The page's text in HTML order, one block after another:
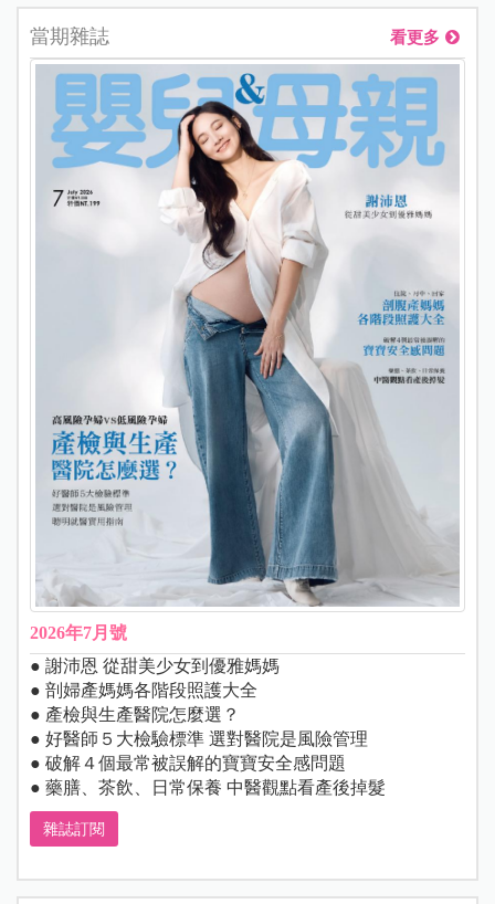
當期雜誌 看更多
2026年7月號
● 謝沛恩 從甜美少女到優雅媽媽
● 剖婦產媽媽各階段照護大全
● 產檢與生產醫院怎麼選？
● 好醫師５大檢驗標準 選對醫院是風險管理
● 破解４個最常被誤解的寶寶安全感問題
● 藥膳、茶飲、日常保養 中醫觀點看產後掉髮
雜誌訂閱